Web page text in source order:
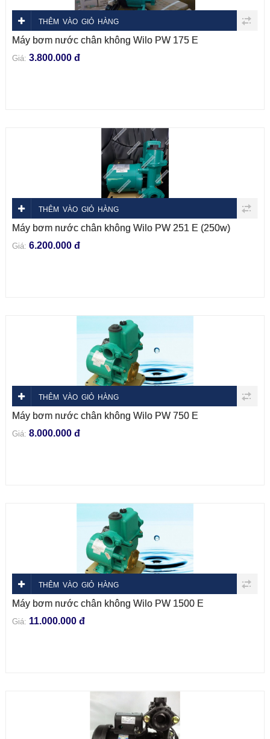
THÊM VÀO GIỎ HÀNG
Máy bơm nước chân không Wilo PW 175 E
Giá: 3.800.000 đ
THÊM VÀO GIỎ HÀNG
Máy bơm nước chân không Wilo PW 251 E (250w)
Giá: 6.200.000 đ
THÊM VÀO GIỎ HÀNG
Máy bơm nước chân không Wilo PW 750 E
Giá: 8.000.000 đ
THÊM VÀO GIỎ HÀNG
Máy bơm nước chân không Wilo PW 1500 E
Giá: 11.000.000 đ